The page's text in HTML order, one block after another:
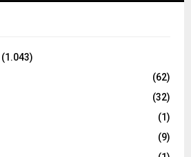
(1.043)
(62)
(32)
(1)
(9)